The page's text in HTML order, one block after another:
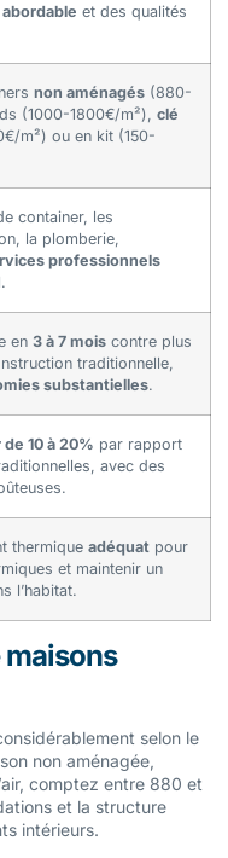
abordable et des qualités
non aménagés (880-
(1000-1800€/m²), clé
m²) ou en kit (150-
container, les
la plomberie,
professionnels
en 3 à 7 mois contre plus
traditionnelle,
substantielles.
10 à 20% par rapport
avec des
thermique adéquat pour
et maintenir un
l’habitat.
selon le
non aménagée,
comptez entre 880 et
et la structure
intérieurs.